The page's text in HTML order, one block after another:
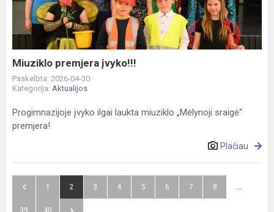
Miuziklo premjera įvyko!!!
Paskelbta: 2026-04-30
Kategorija: Aktualijos
Progimnazijoje įvyko ilgai laukta miuziklo „Mėlynoji sraigė“
premjera!
Plačiau
1 2 3 4 5 6 7 8 ...
39 40